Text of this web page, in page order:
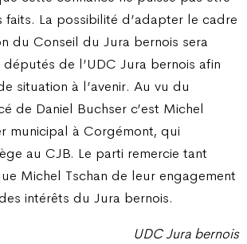
faits. La possibilité d’adapter le cadre
du Conseil du Jura bernois sera
de l’UDC Jura bernois afin
situation à l’avenir. Au vu du
de Daniel Buchser c’est Michel
municipal à Corgémont, qui
au CJB. Le parti remercie tant
Michel Tschan de leur engagement
intérêts du Jura bernois.
UDC Jura bernois